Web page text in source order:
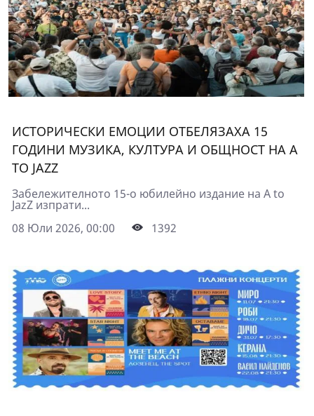
ИСТОРИЧЕСКИ ЕМОЦИИ ОТБЕЛЯЗАХА 15
ГОДИНИ МУЗИКА, КУЛТУРА И ОБЩНОСТ НА A
TO JAZZ
Забележителното 15-о юбилейно издание на A to
JazZ изпрати...
08 Юли 2026, 00:00
1392